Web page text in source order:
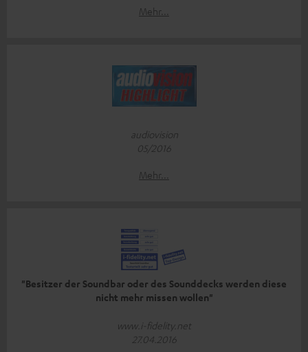
Mehr...
audiovision
05/2016
Mehr...
"Besitzer der Soundbar oder des Sounddecks werden diese
nicht mehr missen wollen"
www.i-fidelity.net
27.04.2016